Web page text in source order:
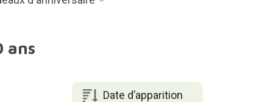
ans
Date d’apparition